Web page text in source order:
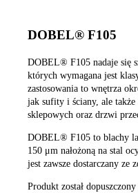
DOBEL® F105
DOBEL® F105 nadaje się
których wymagana jest
zastosowania to wnętrza
jak sufity i ściany, ale
sklepowych oraz drzwi
DOBEL® F105 to blachy
150 μm nałożoną na stal
jest zawsze dostarczany ze
Produkt został